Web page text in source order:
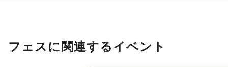
フェスに関連するイベント